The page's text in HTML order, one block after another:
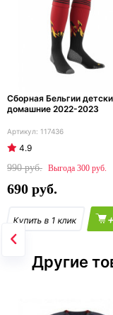
Сборная Бельгии
домашние 2022-2023
117436
4.9
990
300
690
+
Другие